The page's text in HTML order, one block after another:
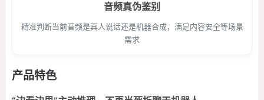
音频真伪鉴别
精准判断当前音频是真人说话还是机器合成，满足内容安全等场景
需求
产品特色